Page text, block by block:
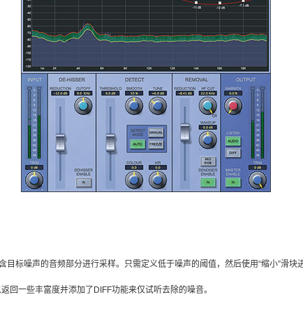
目标噪声的音频部分进行采样。 只需定义低于噪声的阈值，然后使用“缩小”滑块
回一些丰富度并添加了DIFF功能来仅试听去除的噪音。